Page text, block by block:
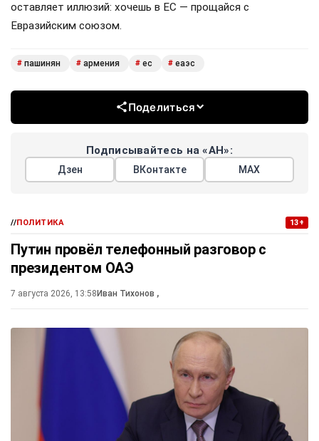
оставляет иллюзий: хочешь в ЕС — прощайся с
Евразийским союзом.
# пашинян # армения # ес # еаэс
Поделиться
Подписывайтесь на «АН»:
Дзен ВКонтакте МАХ
//ПОЛИТИКА 13+
Путин провёл телефонный разговор с
президентом ОАЭ
7 августа 2026, 13:58Иван Тихонов ,